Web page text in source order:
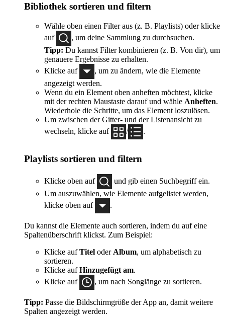
Bibliothek sortieren und filtern
Wähle oben einen Filter aus (z. B. Playlists) oder klicke
auf
, um deine Sammlung zu durchsuchen.
Tipp: Du kannst Filter kombinieren (z. B. Von dir), um
genauere Ergebnisse zu erhalten.
Klicke auf
, um zu ändern, wie die Elemente
angezeigt werden.
Wenn du ein Element oben anheften möchtest, klicke
mit der rechten Maustaste darauf und wähle Anheften.
Wiederhole die Schritte, um das Element loszulösen.
Um zwischen der Gitter- und der Listenansicht zu
wechseln, klicke auf
/ .
Playlists sortieren und filtern
Klicke oben auf
und gib einen Suchbegriff ein.
Um auszuwählen, wie Elemente aufgelistet werden,
klicke oben auf
.
Du kannst die Elemente auch sortieren, indem du auf eine
Spaltenüberschrift klickst. Zum Beispiel:
Klicke aufTitel oder Album, um alphabetisch zu
sortieren.
Klicke aufHinzugefügt am.
Klicke auf
, um nach Songlänge zu sortieren.
Tipp: Passe die Bildschirmgröße der App an, damit weitere
Spalten angezeigt werden.